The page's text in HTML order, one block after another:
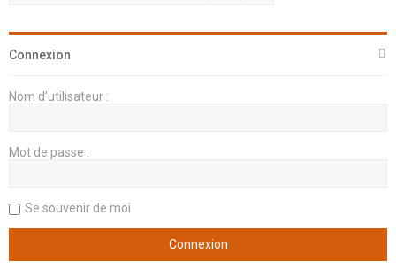
Connexion
Nom d’utilisateur :
Mot de passe :
Se souvenir de moi